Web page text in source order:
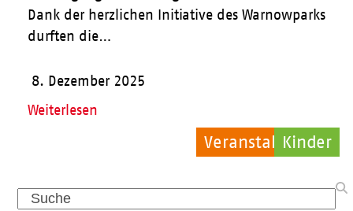
Allgemein
Veranstaltungen
Kinder
Dank der herzlichen Initiative des Warnowparks
durften die…
8. Dezember 2025
Weiterlesen
Search